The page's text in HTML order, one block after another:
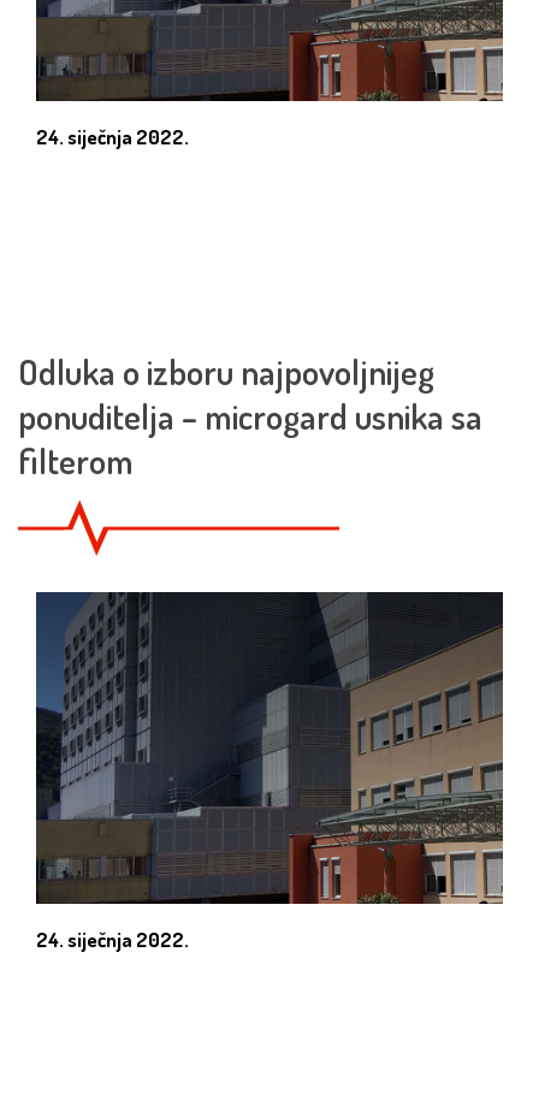
24. siječnja 2022.
Odluka o izboru najpovoljnijeg
ponuditelja – microgard usnika sa
filterom
24. siječnja 2022.